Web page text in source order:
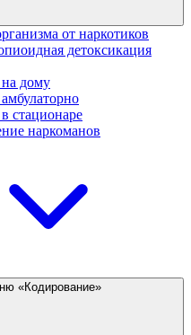
от наркотиков
детоксикация
дому
стационаре
наркоманов
«Кодирование»